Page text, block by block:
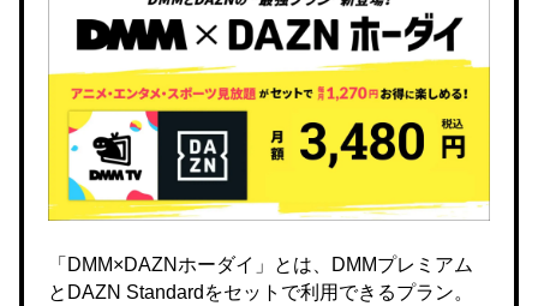
「DMM×DAZNホーダイ」とは、DMMプレミアム
とDAZN Standardをセットで利用できるプラン。